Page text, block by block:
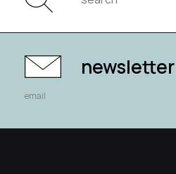
newsletter